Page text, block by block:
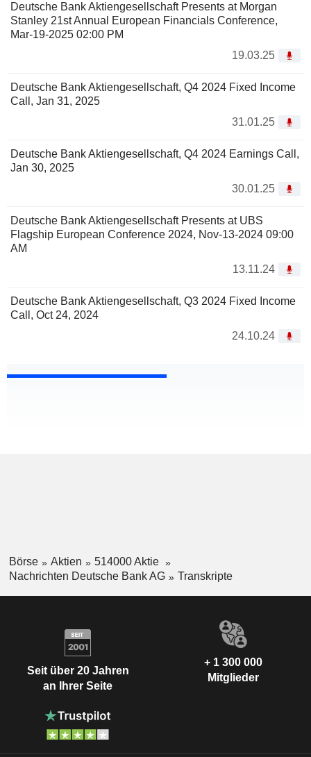
Deutsche Bank Aktiengesellschaft Presents at Morgan
Stanley 21st Annual European Financials Conference,
Mar-19-2025 02:00 PM
19.03.25
Deutsche Bank Aktiengesellschaft, Q4 2024 Fixed Income
Call, Jan 31, 2025
31.01.25
Deutsche Bank Aktiengesellschaft, Q4 2024 Earnings Call,
Jan 30, 2025
30.01.25
Deutsche Bank Aktiengesellschaft Presents at UBS
Flagship European Conference 2024, Nov-13-2024 09:00
AM
13.11.24
Deutsche Bank Aktiengesellschaft, Q3 2024 Fixed Income
Call, Oct 24, 2024
24.10.24
Börse Aktien
514000 Aktie
Nachrichten Deutsche Bank AG
Transkripte
Seit über 20 Jahren
an Ihrer Seite
+ 1 300 000
Mitglieder